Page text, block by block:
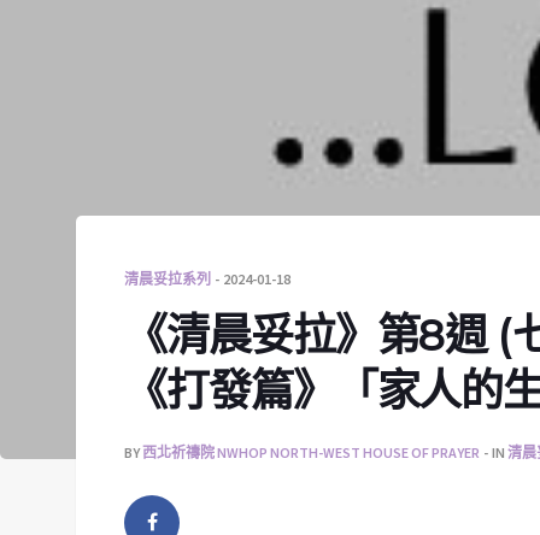
清晨妥拉系列 2024-01-18
《清晨妥拉》第8週
《打發篇》「家人的
BY西北祈禱院 NWHOP NORTH-WEST HOUSE OF PRAYER IN 清晨